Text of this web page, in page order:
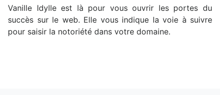
Vanille Idylle est là pour vous ouvrir les portes du
succès sur le web. Elle vous indique la voie à suivre
pour saisir la notoriété dans votre domaine.